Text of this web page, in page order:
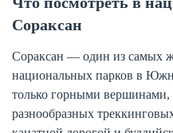
Сораксан
Сораксан — один из самых
национальных парков в
только горными
разнообразных